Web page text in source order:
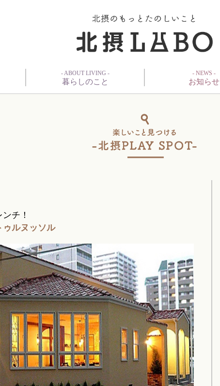
- ABOUT LIVING -
暮らしのこと
- NEWS -
お知らせ
チ！
ルヌッソル